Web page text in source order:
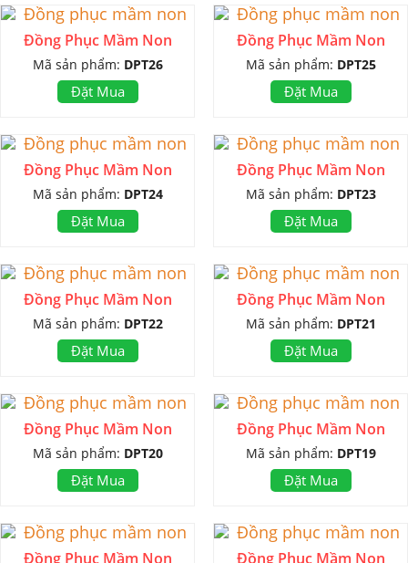
Đồng Phục Mầm Non
Mã sản phẩm: DPT26
Đặt Mua
Đồng Phục Mầm Non
Mã sản phẩm: DPT25
Đặt Mua
Đồng Phục Mầm Non
Mã sản phẩm: DPT24
Đặt Mua
Đồng Phục Mầm Non
Mã sản phẩm: DPT23
Đặt Mua
Đồng Phục Mầm Non
Mã sản phẩm: DPT22
Đặt Mua
Đồng Phục Mầm Non
Mã sản phẩm: DPT21
Đặt Mua
Đồng Phục Mầm Non
Mã sản phẩm: DPT20
Đặt Mua
Đồng Phục Mầm Non
Mã sản phẩm: DPT19
Đặt Mua
Đồng Phục Mầm Non Đồng Phục Mầm Non